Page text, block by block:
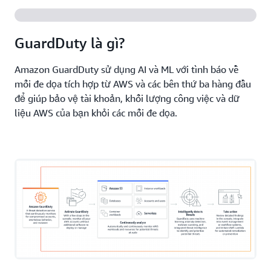
khối lượng công việc phi máy chủ và khối lượng
Fargate.
GuardDuty là gì?
Amazon GuardDuty sử dụng AI và ML với tình báo về
mối đe dọa tích hợp từ AWS và các bên thứ ba hàng đầu
để giúp bảo vệ tài khoản, khối lượng công việc và dữ
liệu AWS của bạn khỏi các mối đe dọa.